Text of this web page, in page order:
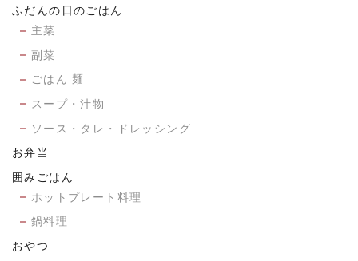
ふだんの日のごはん
主菜
副菜
ごはん 麺
スープ・汁物
ソース・タレ・ドレッシング
お弁当
囲みごはん
ホットプレート料理
鍋料理
おやつ